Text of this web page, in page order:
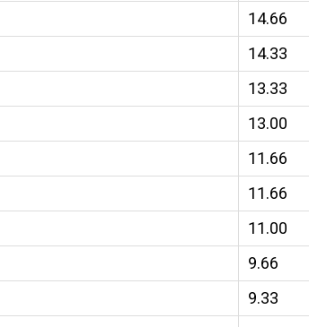
14.66
14.33
13.33
13.00
11.66
11.66
11.00
9.66
9.33